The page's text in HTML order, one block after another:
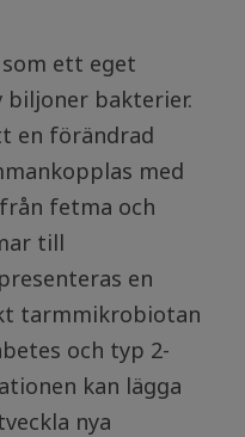
ett eget
biljoner bakterier.
en förändrad
med
fetma och
till
en
tarmmikrobiotan
och typ 2-
kan lägga
nya